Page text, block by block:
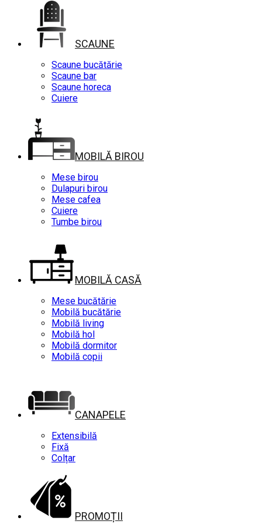
SCAUNE
Scaune bucătărie
Scaune bar
Scaune horeca
Cuiere
MOBILĂ BIROU
Mese birou
Dulapuri birou
Mese cafea
Cuiere
Tumbe birou
MOBILĂ CASĂ
Mese bucătărie
Mobilă bucătărie
Mobilă living
Mobilă hol
Mobilă dormitor
Mobilă copii
CANAPELE
Extensibilă
Fixă
Colțar
PROMOȚII